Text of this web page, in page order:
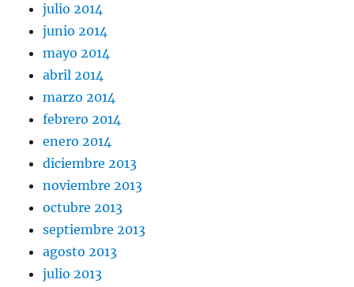
julio 2014
junio 2014
mayo 2014
abril 2014
marzo 2014
febrero 2014
enero 2014
diciembre 2013
noviembre 2013
octubre 2013
septiembre 2013
agosto 2013
julio 2013